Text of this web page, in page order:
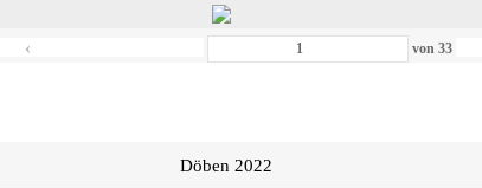
‹ von33
Döben 2022